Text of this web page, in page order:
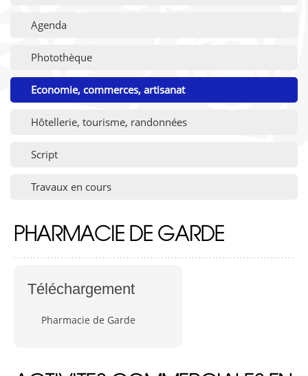
Agenda
Photothèque
Economie, commerces, artisanat
Hôtellerie, tourisme, randonnées
Script
Travaux en cours
PHARMACIE DE GARDE
Téléchargement
Pharmacie de Garde